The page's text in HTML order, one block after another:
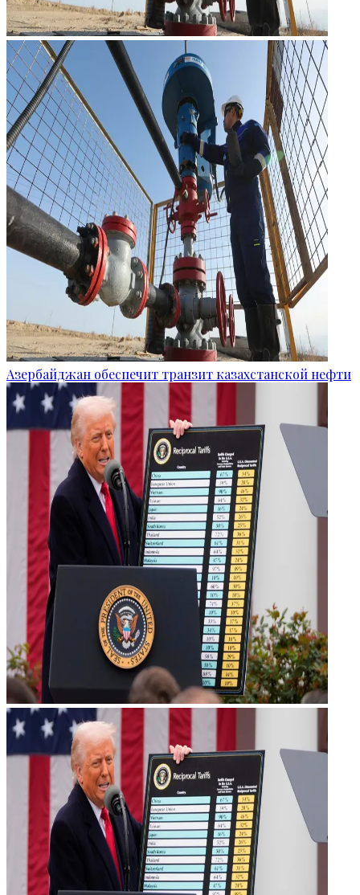
Азербайджан обеспечит транзит казахстанской нефти